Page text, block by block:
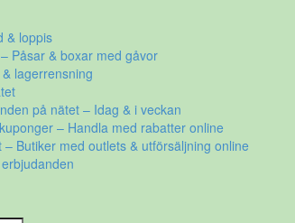
& loppis
Påsar & boxar med gåvor
lagerrensning
på nätet – Idag & i veckan
– Handla med rabatter online
– Butiker med outlets & utförsäljning online